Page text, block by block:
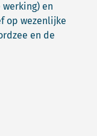
en
op wezenlijke
en de